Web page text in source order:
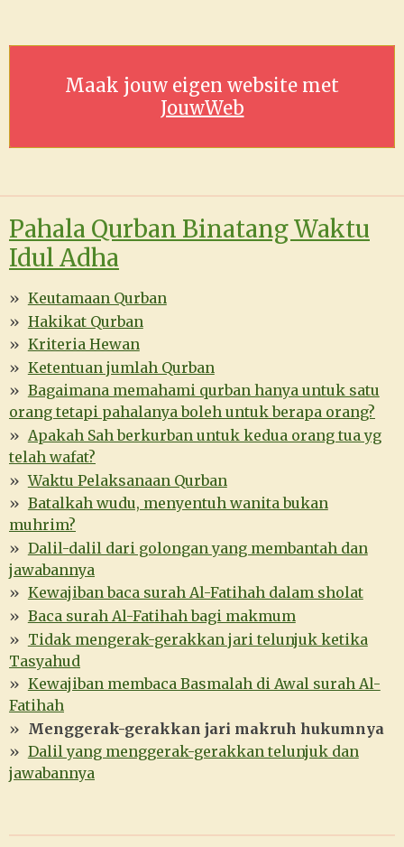
Maak jouw eigen website met
JouwWeb
Pahala Qurban Binatang Waktu
Idul Adha
Keutamaan Qurban
Hakikat Qurban
Kriteria Hewan
Ketentuan jumlah Qurban
Bagaimana memahami qurban hanya untuk satu
orang tetapi pahalanya boleh untuk berapa orang?
Apakah Sah berkurban untuk kedua orang tua yg
telah wafat?
Waktu Pelaksanaan Qurban
Batalkah wudu, menyentuh wanita bukan
muhrim?
Dalil-dalil dari golongan yang membantah dan
jawabannya
Kewajiban baca surah Al-Fatihah dalam sholat
Baca surah Al-Fatihah bagi makmum
Tidak mengerak-gerakkan jari telunjuk ketika
Tasyahud
Kewajiban membaca Basmalah di Awal surah Al-
Fatihah
Menggerak-gerakkan jari makruh hukumnya
Dalil yang menggerak-gerakkan telunjuk dan
jawabannya